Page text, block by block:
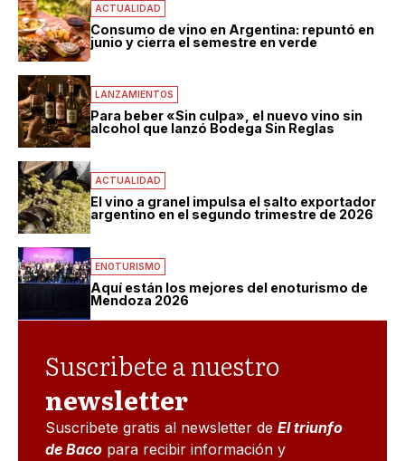
ACTUALIDAD
Consumo de vino en Argentina: repuntó en
junio y cierra el semestre en verde
LANZAMIENTOS
Para beber «Sin culpa», el nuevo vino sin
alcohol que lanzó Bodega Sin Reglas
ACTUALIDAD
El vino a granel impulsa el salto exportador
argentino en el segundo trimestre de 2026
ENOTURISMO
Aquí están los mejores del enoturismo de
Mendoza 2026
Suscribete a nuestro
newsletter
Suscribete gratis al newsletter de El triunfo
de Baco para recibir información y